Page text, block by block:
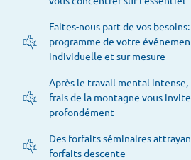
Faites-nous part de vos
programme de votre
individuelle et sur mesure
Après le travail mental intense,
frais de la montagne vous
profondément
Des forfaits séminaires
forfaits descente